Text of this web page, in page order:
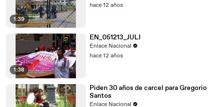
1:39
hace 12 años
1:38
EN_051213_JULI
Enlace Nacional
hace 12 años
Piden 30 años de carcel para Gregorio
Santos
Enlace Nacional